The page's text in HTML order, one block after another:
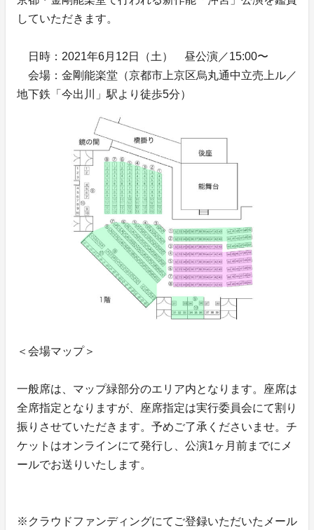
していただきます。
日時：2021年6月12日（土） 昼公演／15:00〜
会場：金剛能楽堂（京都市上京区烏丸通中立売上ル／
地下鉄「今出川」駅より徒歩5分）
＜会場マップ＞
一般席は、マップ緑部分のエリア内となります。座席は
全席指定となりますが、座席指定は実行委員会にて割り
振りさせていただきます。予めご了承くださいませ。チ
ケットはオンラインにて発行し、公演1ヶ月前までにメ
ールでお送りいたします。
※クラウドファンディングにてご登録いただいたメール